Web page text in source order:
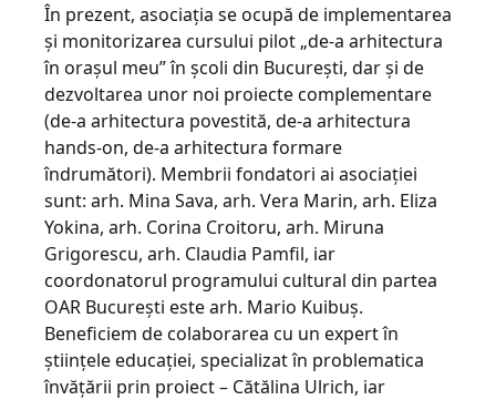
În prezent, asociaţia se ocupă de implementarea
şi monitorizarea cursului pilot „de-a arhitectura
în oraşul meu” în şcoli din Bucureşti, dar şi de
dezvoltarea unor noi proiecte complementare
(de-a arhitectura povestită, de-a arhitectura
hands-on, de-a arhitectura formare
îndrumători). Membrii fondatori ai asociaţiei
sunt: arh. Mina Sava, arh. Vera Marin, arh. Eliza
Yokina, arh. Corina Croitoru, arh. Miruna
Grigorescu, arh. Claudia Pamfil, iar
coordonatorul programului cultural din partea
OAR Bucureşti este arh. Mario Kuibuş.
Beneficiem de colaborarea cu un expert în
ştiinţele educaţiei, specializat în problematica
învăţării prin proiect – Cătălina Ulrich, iar